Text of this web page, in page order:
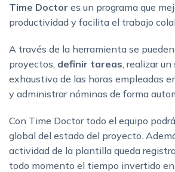
Time Doctor es un programa que
productividad y facilita el trabajo
A través de la herramienta se
proyectos, definir tareas , realizar
exhaustivo de las horas empleadas
y administrar nóminas de forma
Con Time Doctor todo el equipo
global del estado del proyecto.
actividad de la plantilla queda
todo momento el tiempo invertido en